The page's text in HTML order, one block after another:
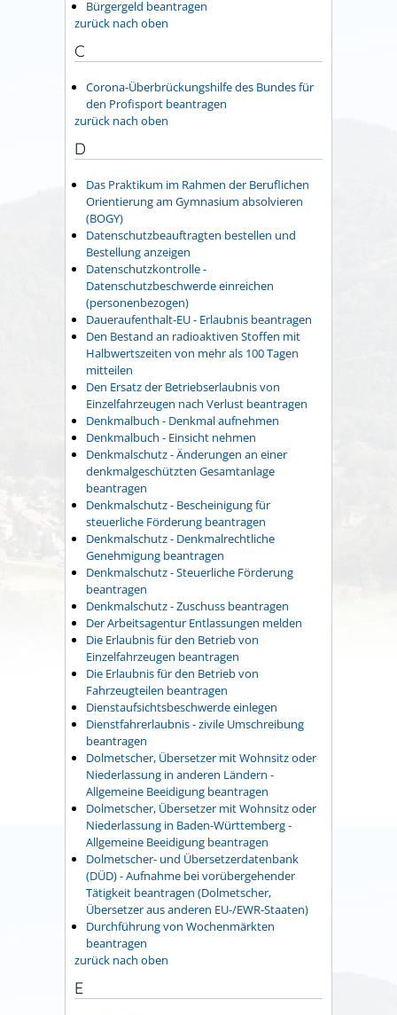
Bürgergeld beantragen
zurück nach oben
C
Corona-Überbrückungshilfe des Bundes für
den Profisport beantragen
zurück nach oben
D
Das Praktikum im Rahmen der Beruflichen
Orientierung am Gymnasium absolvieren
(BOGY)
Datenschutzbeauftragten bestellen und
Bestellung anzeigen
Datenschutzkontrolle -
Datenschutzbeschwerde einreichen
(personenbezogen)
Daueraufenthalt-EU - Erlaubnis beantragen
Den Bestand an radioaktiven Stoffen mit
Halbwertszeiten von mehr als 100 Tagen
mitteilen
Den Ersatz der Betriebserlaubnis von
Einzelfahrzeugen nach Verlust beantragen
Denkmalbuch - Denkmal aufnehmen
Denkmalbuch - Einsicht nehmen
Denkmalschutz - Änderungen an einer
denkmalgeschützten Gesamtanlage
beantragen
Denkmalschutz - Bescheinigung für
steuerliche Förderung beantragen
Denkmalschutz - Denkmalrechtliche
Genehmigung beantragen
Denkmalschutz - Steuerliche Förderung
beantragen
Denkmalschutz - Zuschuss beantragen
Der Arbeitsagentur Entlassungen melden
Die Erlaubnis für den Betrieb von
Einzelfahrzeugen beantragen
Die Erlaubnis für den Betrieb von
Fahrzeugteilen beantragen
Dienstaufsichtsbeschwerde einlegen
Dienstfahrerlaubnis - zivile Umschreibung
beantragen
Dolmetscher, Übersetzer mit Wohnsitz oder
Niederlassung in anderen Ländern -
Allgemeine Beeidigung beantragen
Dolmetscher, Übersetzer mit Wohnsitz oder
Niederlassung in Baden-Württemberg -
Allgemeine Beeidigung beantragen
Dolmetscher- und Übersetzerdatenbank
(DÜD) - Aufnahme bei vorübergehender
Tätigkeit beantragen (Dolmetscher,
Übersetzer aus anderen EU-/EWR-Staaten)
Durchführung von Wochenmärkten
beantragen
zurück nach oben
E